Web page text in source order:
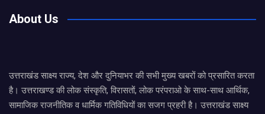
About Us
उत्तराखंड साक्ष्य राज्य, देश और दुनियाभर की सभी मुख्य खबरों को प्रसारित करता
है। उत्तराखण्ड की लोक संस्कृति, विरासतों, लोक परंपराओ के साथ-साथ आर्थिक,
सामाजिक राजनीतिक व धार्मिक गतिविधियों का सजग प्रहरी है। उत्तराखंड साक्ष्य